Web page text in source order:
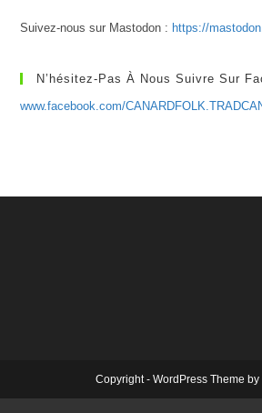
Suivez-nous sur Mastodon : https://
N’hésitez-Pas À Nous Suivre Sur
www.facebook.com/
Copyright - WordPress Theme by